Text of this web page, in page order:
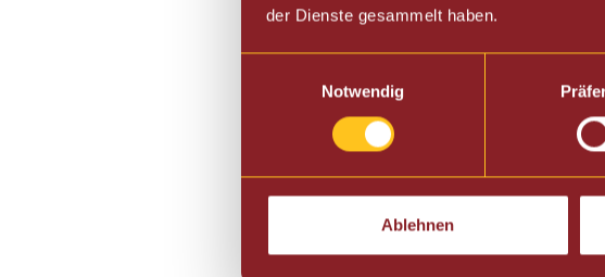
der Dienste gesammelt haben.
Notwendig
Ablehnen
ECM